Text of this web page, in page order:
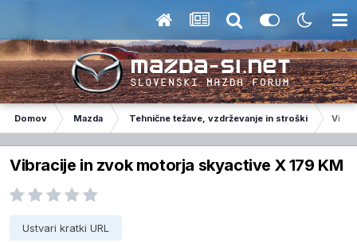
Domov Mazda Tehnične težave, vzdrževanje in stroški
Vibracije in zvok motorja skyactive X 179 KM
Ustvari kratki URL